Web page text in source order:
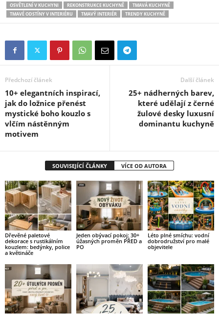
OSVĚTLENÍ V KUCHYNI
REKONSTRUKCE KUCHYNĚ
TMAVÁ KUCHYNĚ
TMAVÉ ODSTÍNY V INTERIÉRU
TMAVÝ INTERIÉR TRENDY KUCHYNĚ
Předchozí článek
10+ elegantních inspirací,
jak do ložnice přenést
mystické boho kouzlo s
vlčím nástěnným
motivem
Další článek
25+ nádherných barev,
které udělají z černé
žulové desky luxusní
dominantu kuchyně
SOUVISEJÍCÍ ČLÁNKY VÍCE OD AUTORA
Dřevěné paletové
dekorace s rustikálním
kouzlem: bedýnky, police
a květináče
Jeden obývací pokoj: 30+
úžasných proměn PŘED a
PO
Léto plné smíchu: vodní
dobrodružství pro malé
objevitele